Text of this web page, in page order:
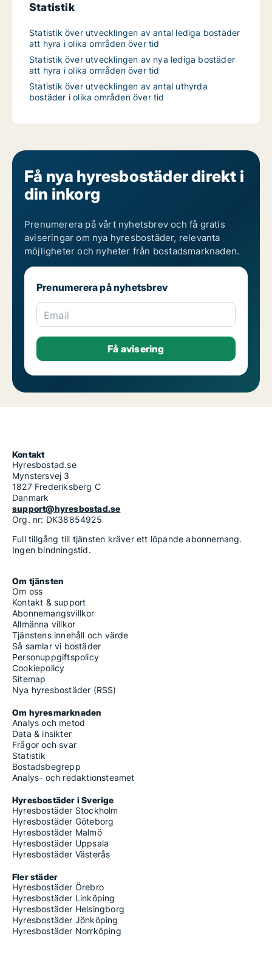
Statistik
Statistik över utvecklingen av antal lediga bostäder
att hyra i olika områden över tid
Statistik över utvecklingen av nya lediga bostäder
att hyra i olika områden över tid
Statistik över utvecklingen av antal uthyrda
bostäder i olika områden över tid
Få nya hyresbostäder direkt i
din inkorg
Prenumerera på vårt nyhetsbrev och få gratis
aviseringar om nya hyresbostäder, relevanta
möjligheter och nyheter från bostadsmarknaden.
Prenumerera på nyhetsbrev
Email
Kontakt
Hyresbostad.se
Mynstersvej 3
1827 Frederiksberg C
Danmark
support@hyresbostad.se
Org. nr: DK38854925
Full tillgång till tjänsten kräver ett löpande abonnemang.
Ingen bindningstid.
Om tjänsten
Om oss
Kontakt & support
Abonnemangsvillkor
Allmänna villkor
Tjänstens innehåll och värde
Så samlar vi bostäder
Personuppgiftspolicy
Cookiepolicy
Sitemap
Nya hyresbostäder (RSS)
Om hyresmarknaden
Analys och metod
Data & insikter
Frågor och svar
Statistik
Bostadsbegrepp
Analys- och redaktionsteamet
Hyresbostäder i Sverige
Hyresbostäder Stockholm
Hyresbostäder Göteborg
Hyresbostäder Malmö
Hyresbostäder Uppsala
Hyresbostäder Västerås
Fler städer
Hyresbostäder Örebro
Hyresbostäder Linköping
Hyresbostäder Helsingborg
Hyresbostäder Jönköping
Hyresbostäder Norrköping